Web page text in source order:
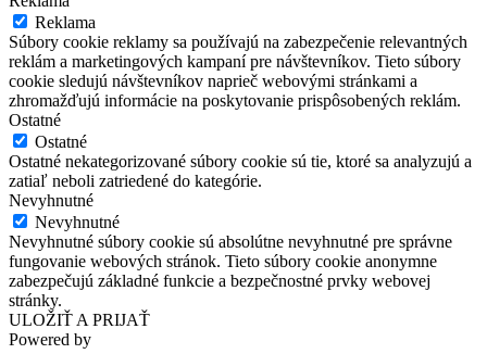
Reklama
Súbory cookie reklamy sa používajú na zabezpečenie relevantných
reklám a marketingových kampaní pre návštevníkov. Tieto súbory
cookie sledujú návštevníkov naprieč webovými stránkami a
zhromažďujú informácie na poskytovanie prispôsobených reklám.
Ostatné
Ostatné
Ostatné nekategorizované súbory cookie sú tie, ktoré sa analyzujú a
zatiaľ neboli zatriedené do kategórie.
Nevyhnutné
Nevyhnutné
Nevyhnutné súbory cookie sú absolútne nevyhnutné pre správne
fungovanie webových stránok. Tieto súbory cookie anonymne
zabezpečujú základné funkcie a bezpečnostné prvky webovej
stránky.
ULOŽIŤ A PRIJAŤ
Powered by